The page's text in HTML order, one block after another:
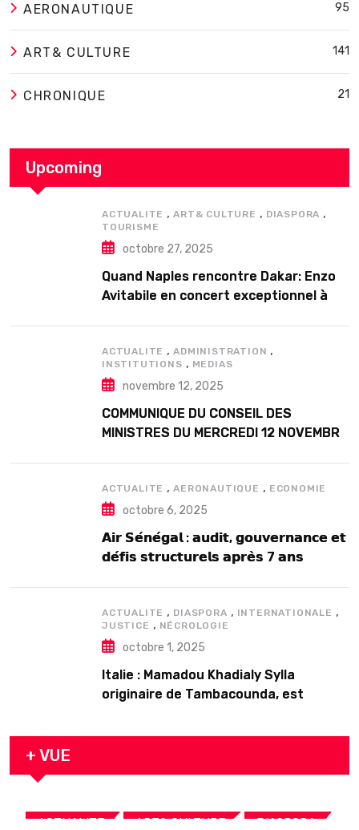
AERONAUTIQUE 95
ART& CULTURE 141
CHRONIQUE 21
Upcoming
ACTUALITE ,ART& CULTURE , DIASPORA ,
TOURISME
octobre 27, 2025
Quand Naples rencontre Dakar: Enzo
Avitabile en concert exceptionnel à
ACTUALITE ,ADMINISTRATION ,
INSTITUTIONS , MEDIAS
novembre 12, 2025
COMMUNIQUE DU CONSEIL DES
MINISTRES DU MERCREDI 12 NOVEMBRE
ACTUALITE ,AERONAUTIQUE , ECONOMIE
octobre 6, 2025
𝗔𝗶𝗿 𝗦𝗲́𝗻𝗲́𝗴𝗮𝗹 : 𝗮𝘂𝗱𝗶𝘁, 𝗴𝗼𝘂𝘃𝗲𝗿𝗻𝗮𝗻𝗰𝗲 𝗲𝘁
𝗱𝗲́𝗳𝗶𝘀 𝘀𝘁𝗿𝘂𝗰𝘁𝘂𝗿𝗲𝗹𝘀 𝗮𝗽𝗿𝗲̀𝘀 7 𝗮𝗻𝘀
ACTUALITE , DIASPORA , INTERNATIONALE ,
JUSTICE , NÉCROLOGIE
octobre 1, 2025
Italie : Mamadou Khadialy Sylla
originaire de Tambacounda, est
arrestation
+ VUE
ACTUALITE ART& CULTURE DIASPORA